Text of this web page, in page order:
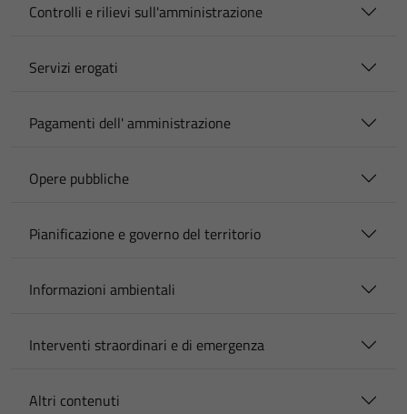
Controlli e rilievi sull'amministrazione
Servizi erogati
Pagamenti dell' amministrazione
Opere pubbliche
Pianificazione e governo del territorio
Informazioni ambientali
Interventi straordinari e di emergenza
Altri contenuti